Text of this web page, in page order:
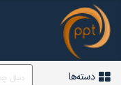
دسته‌ها